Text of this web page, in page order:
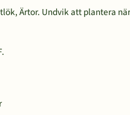
Ärtor. Undvik att plantera